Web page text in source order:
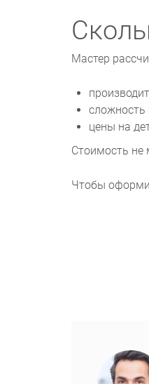
Мастер
сложность
цены на
Стоимость не
Чтобы